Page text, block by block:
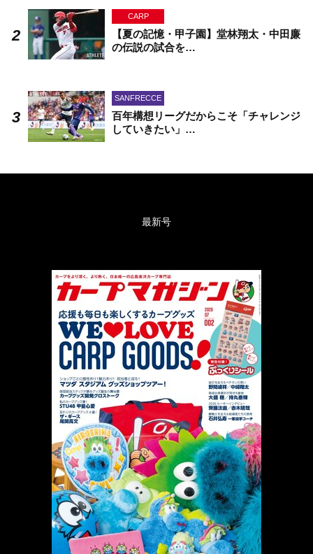
CARP
【夏の記憶・甲子園】堂林翔太・中田廉
の伝説の試合を…
SANFRECCE
百年構想リーグだからこそ「チャレンジ
していきたい」…
最新号